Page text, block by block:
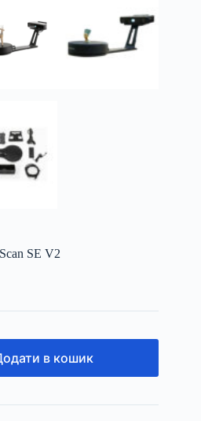
SE V2
в кошик